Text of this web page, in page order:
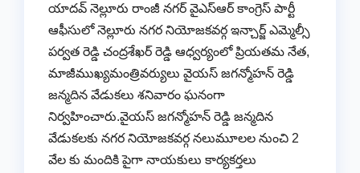
యాదవ్ నెల్లూరు రాంజీ నగర్ వైఎస్ఆర్ కాంగ్రెస్ పార్టీ
ఆఫీసులో నెల్లూరు నగర నియోజకవర్గ ఇన్చార్జ్ ఎమ్మెల్సీ
పర్వత రెడ్డి చంద్రశేఖర్ రెడ్డి ఆధ్వర్యంలో ప్రియతమ నేత,
మాజీముఖ్యమంత్రివర్యులు వైయస్ జగన్మోహన్ రెడ్డి
జన్మదిన వేడుకలు శనివారం ఘనంగా
నిర్వహించారు.వైయస్ జగన్మోహన్ రెడ్డి జన్మదిన
వేడుకలకు నగర నియోజకవర్గ నలుమూలల నుంచి 2
వేల కు మందికి పైగా నాయకులు కార్యకర్తలు